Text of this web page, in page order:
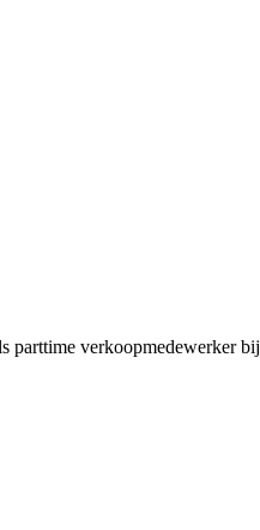
verkoopmedewerker